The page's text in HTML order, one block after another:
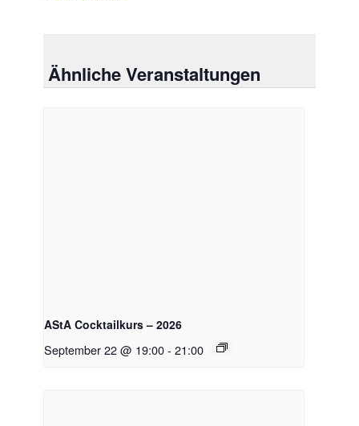
Ähnliche Veranstaltungen
AStA Cocktailkurs – 2026
September 22 @ 19:00- 21:00